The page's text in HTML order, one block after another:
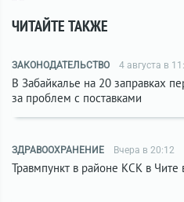
ЧИТАЙТЕ ТАКЖЕ
ЗАКОНОДАТЕЛЬСТВО 4 августа в
В Забайкалье на 20 заправках
за проблем с поставками
ЗДРАВООХРАНЕНИЕ Вчера в 20:12
Травмпункт в районе КСК в Чите